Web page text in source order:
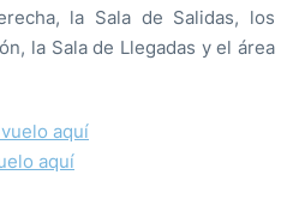
la Sala de Salidas, los
la Sala de Llegadas y el área
aquí
aquí